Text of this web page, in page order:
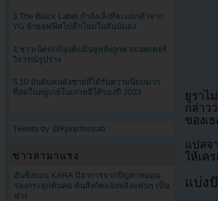
ยูราไ
กล่าว
ของเ
แปล
ให้เค
แบ่ง
3.The Black Label กำลังเล็งที่จะแยกตัวจาก
YG ย้ายอฟฟิศไปตึกใหม่ในฮันนัมดง
4.ชาวเน็ตปกป้องคิมมินจูหลังถูกพวกเฮดเตอร์
วิจารณ์รูปร่าง
5.10 อันดับคนดังชายที่ได้รับความนิยมมาก
ที่สุดในหมู่เกย์ในเกาหลีใต้ของปี 2023
Tweets by @KpopYouzab
ข่าวล่ามาแรง
ฮันซึงยอน KARA มีอาการจากปัญหาหมอน
รองกระดูกต้นคอ ต้นสังกัดแจงหลังแฟนๆ เป็น
ห่วง